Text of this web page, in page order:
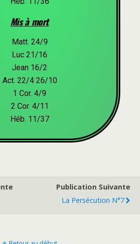
Mis à mort
Matt. 24/9
Luc 21/16
Jean 16/2
Act. 22/4 26/10
1 Cor. 4/9
2 Cor. 4/11
Héb. 11/37
Publication Suivante
La Persécution N°7